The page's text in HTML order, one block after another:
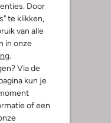
Door
te klikken,
van alle
in onze
.
Via de
kun je
of een